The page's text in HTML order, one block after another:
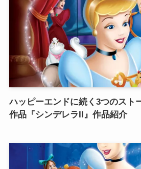
ハッピーエンドに続く3つのスト
作品『シンデレラII』作品紹介